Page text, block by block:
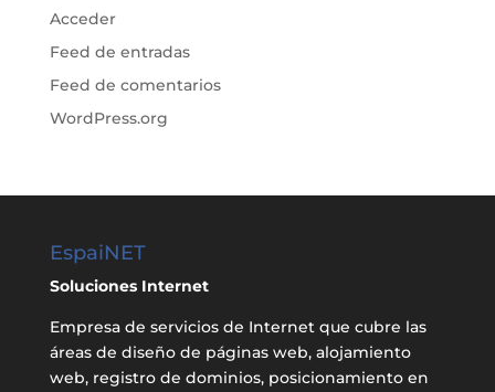
Acceder
Feed de entradas
Feed de comentarios
WordPress.org
EspaiNET
Soluciones Internet
Empresa de servicios de Internet que cubre las
áreas de diseño de páginas web, alojamiento
web, registro de dominios, posicionamiento en